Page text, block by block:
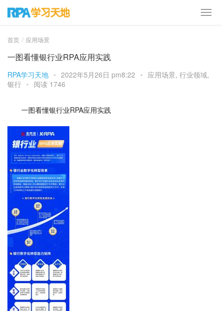
首页 应用场景
一图看懂银行业RPA应用实践
RPA学习天地 • 2022年5月26日 pm8:22 • 应用场景, 行业领域,
银行 • 阅读 1746
一图看懂银行业RPA应用实践